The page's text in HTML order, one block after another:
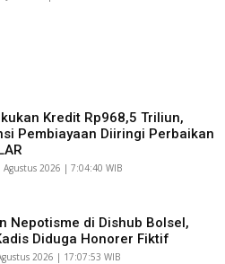
Kredit Rp968,5 Triliun,
Pembiayaan Diiringi Perbaikan
Agustus 2026 | 7:04:40 WIB
Nepotisme di Dishub Bolsel,
Diduga Honorer Fiktif
2026 | 17:07:53 WIB